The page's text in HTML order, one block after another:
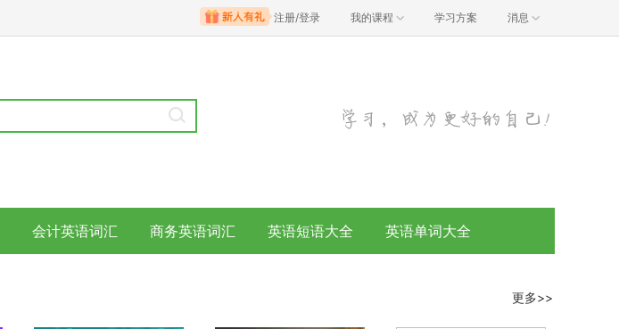
注册/登录 我的课程 学习方案 消息
会计英语词汇 商务英语词汇 英语短语大全 英语单词大全
更多>>